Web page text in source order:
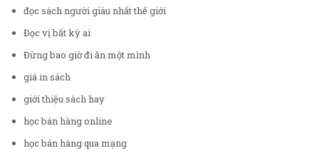
đọc sách người giàu nhất thế giới
Đọc vị bất kỳ ai
Đừng bao giờ đi ăn một mình
giá in sách
giới thiệu sách hay
học bán hàng online
học bán hàng qua mạng